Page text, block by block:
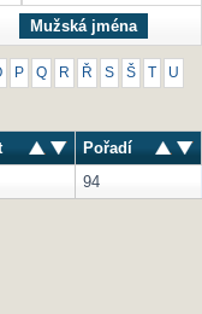
Mužská jména
P Q R Ř S Š U
Pořadí
94